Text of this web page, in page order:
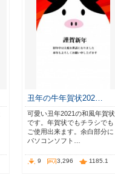
丑年の牛年賀状202…
可愛い丑年2021の和風年賀状
です。年賀状でもチラシでも
ご使用出来ます。余白部分に
パソコンソフト…
9 3,296 1185.1